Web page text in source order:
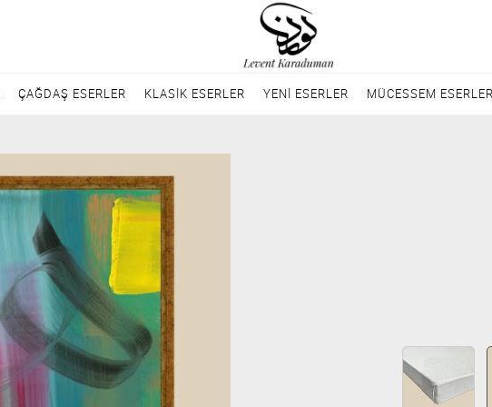
ÇAĞDAŞ ESERLER KLASİK ESERLER YENİ ESERLER MÜCESSEM ESERLER